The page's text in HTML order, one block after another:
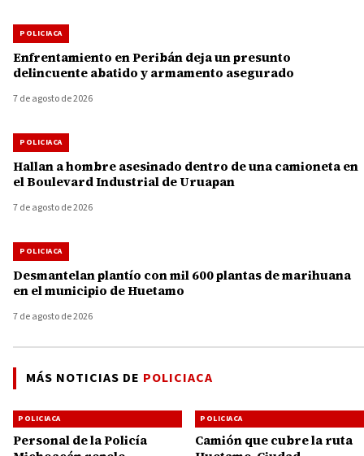
POLICIACA
Enfrentamiento en Peribán deja un presunto
delincuente abatido y armamento asegurado
7 de agosto de 2026
POLICIACA
Hallan a hombre asesinado dentro de una camioneta en
el Boulevard Industrial de Uruapan
7 de agosto de 2026
POLICIACA
Desmantelan plantío con mil 600 plantas de marihuana
en el municipio de Huetamo
7 de agosto de 2026
MÁS NOTICIAS DE POLICIACA
POLICIACA
Personal de la Policía
POLICIACA
Camión que cubre la ruta